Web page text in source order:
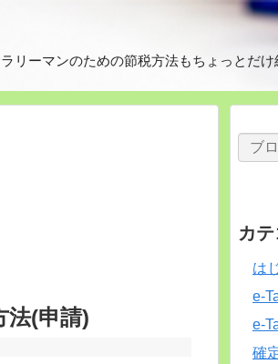
リーマンのための節税方法もちょっとだけ
法(申請)
カ
は
e-
e-
確